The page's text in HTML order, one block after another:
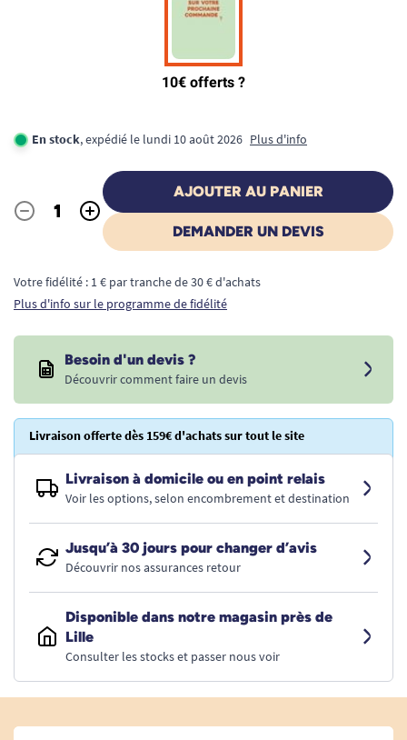
En stock, expédié le lundi 10 août 2026 Plus d'info
Quantité
- +
AJOUTER AU PANIER
DEMANDER UN DEVIS
Votre fidélité : 1 € par tranche de 30 € d'achats
Plus d'info sur le programme de fidélité
Besoin d'un devis ?
Découvrir comment faire un devis
Livraison offerte dès 159€ d'achats sur tout le site
Livraison à domicile ou en point relais
Voir les options, selon encombrement et destination
Jusqu’à 30 jours pour changer d’avis
Découvrir nos assurances retour
Disponible dans notre magasin près de
Lille
Consulter les stocks et passer nous voir